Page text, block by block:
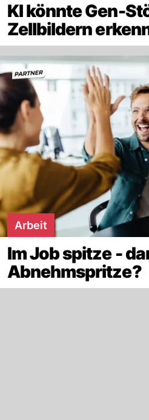
KI könnte Gen-
Zellbildern
Arbeit
Im Job spitze -
Abnehmspritze?